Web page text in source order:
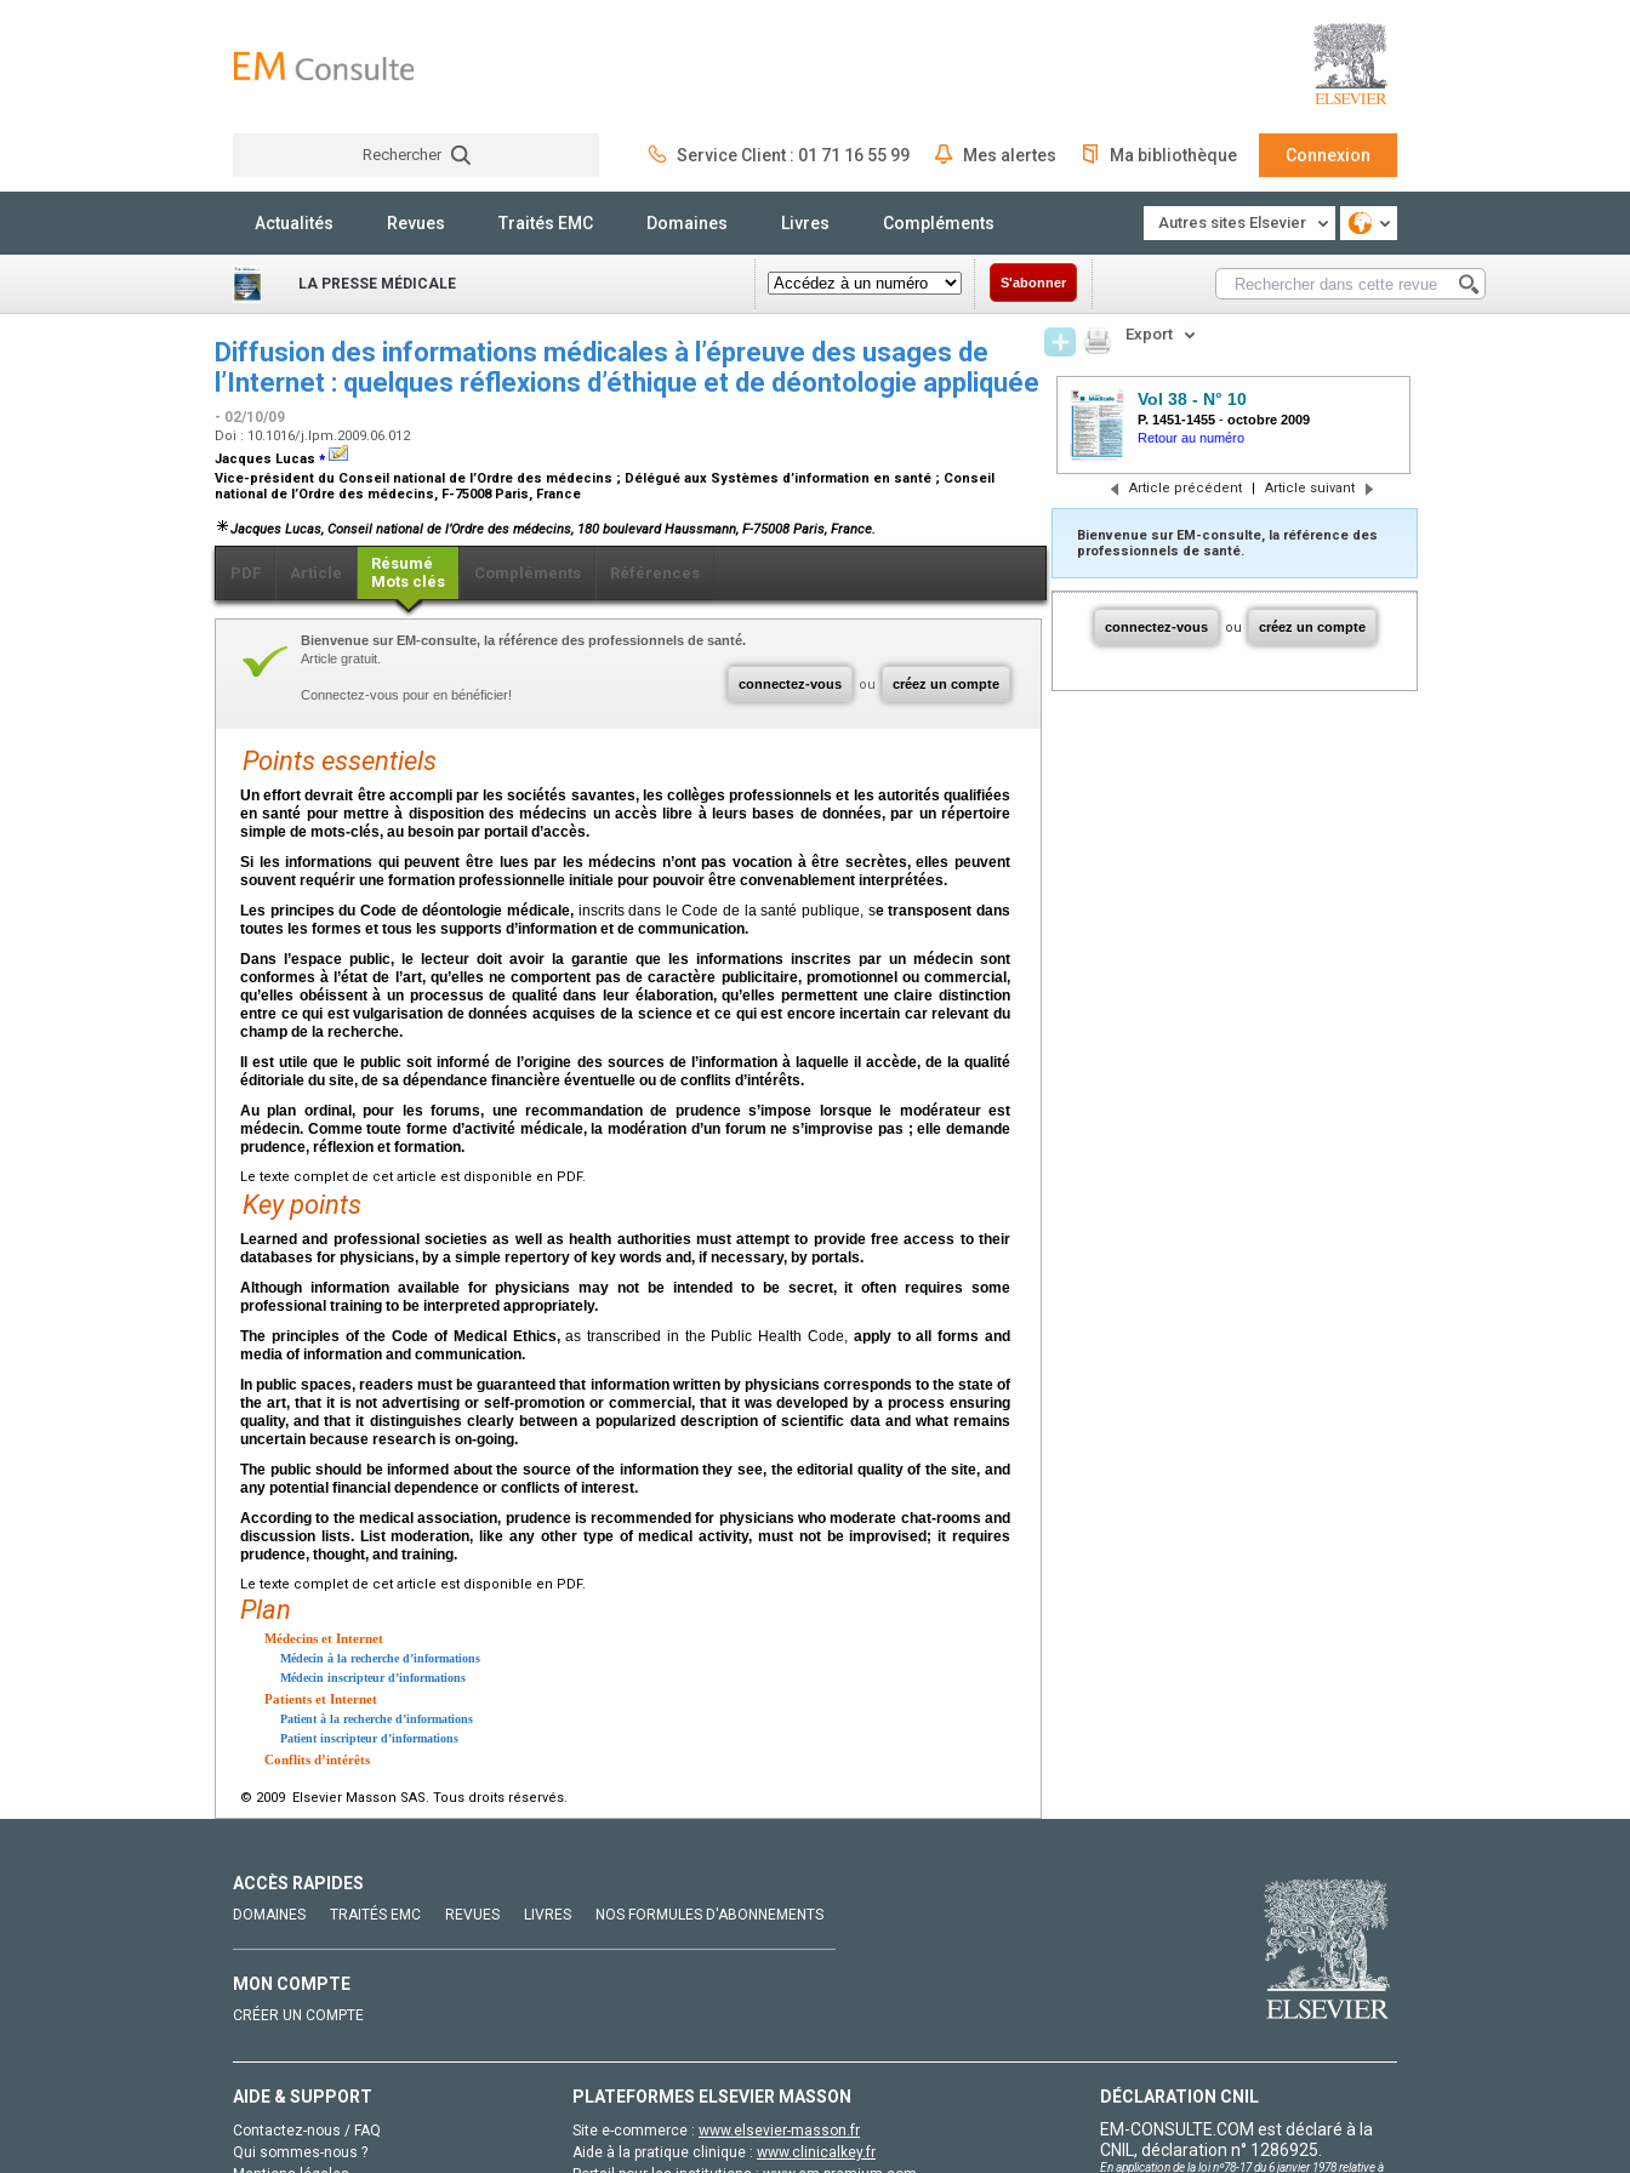
Rechercher Service Client : 01 71 16 55 99 Mes alertes Ma bibliothèque Connexion
Actualités Revues Traités EMC Domaines Livres Compléments Autres sites Elsevier
LA PRESSE MÉDICALE S'abonner
Diffusion des informations médicales à l’épreuve des usages de
l’Internet : quelques réflexions d’éthique et de déontologie appliquée
- 02/10/09
Doi : 10.1016/j.lpm.2009.06.012
Jacques Lucas ⁎
Vice-président du Conseil national de l’Ordre des médecins ; Délégué aux Systèmes d’information en santé ; Conseil
national de l’Ordre des médecins, F-75008 Paris, France
Jacques Lucas, Conseil national de l’Ordre des médecins, 180 boulevard Haussmann, F-75008 Paris, France.
PDF Article
Résumé
Mots clés
Compléments Références
connectez-vous ou créez un compte
Bienvenue sur EM-consulte, la référence des professionnels de santé.
Article gratuit.
Connectez-vous pour en bénéficier!
Points essentiels
Un effort devrait être accompli par les sociétés savantes, les collèges professionnels et les autorités qualifiées
en santé pour mettre à disposition des médecins un accès libre à leurs bases de données, par un répertoire
simple de mots-clés, au besoin par portail d’accès.
Si les informations qui peuvent être lues par les médecins n’ont pas vocation à être secrètes, elles peuvent
souvent requérir une formation professionnelle initiale pour pouvoir être convenablement interprétées.
Les principes du Code de déontologie médicale,inscrits dans le Code de la santé publique, se transposent dans
toutes les formes et tous les supports d’information et de communication.
Dans l’espace public, le lecteur doit avoir la garantie que les informations inscrites par un médecin sont
conformes à l’état de l’art, qu’elles ne comportent pas de caractère publicitaire, promotionnel ou commercial,
qu’elles obéissent à un processus de qualité dans leur élaboration, qu’elles permettent une claire distinction
entre ce qui est vulgarisation de données acquises de la science et ce qui est encore incertain car relevant du
champ de la recherche.
Il est utile que le public soit informé de l’origine des sources de l’information à laquelle il accède, de la qualité
éditoriale du site, de sa dépendance financière éventuelle ou de conflits d’intérêts.
Au plan ordinal, pour les forums, une recommandation de prudence s’impose lorsque le modérateur est
médecin. Comme toute forme d’activité médicale, la modération d’un forum ne s’improvise pas ; elle demande
prudence, réflexion et formation.
Le texte complet de cet article est disponible en PDF.
Key points
Learned and professional societies as well as health authorities must attempt to provide free access to their
databases for physicians, by a simple repertory of key words and, if necessary, by portals.
Although information available for physicians may not be intended to be secret, it often requires some
professional training to be interpreted appropriately.
The principles of the Code of Medical Ethics,as transcribed in the Public Health Code, apply to all forms and
media of information and communication.
In public spaces, readers must be guaranteed that information written by physicians corresponds to the state of
the art, that it is not advertising or self-promotion or commercial, that it was developed by a process ensuring
quality, and that it distinguishes clearly between a popularized description of scientific data and what remains
uncertain because research is on-going.
The public should be informed about the source of the information they see, the editorial quality of the site, and
any potential financial dependence or conflicts of interest.
According to the medical association, prudence is recommended for physicians who moderate chat-rooms and
discussion lists. List moderation, like any other type of medical activity, must not be improvised; it requires
prudence, thought, and training.
Le texte complet de cet article est disponible en PDF.
Plan
Médecins et Internet
Médecin à la recherche d’informations
Médecin inscripteur d’informations
Patients et Internet
Patient à la recherche d’informations
Patient inscripteur d’informations
Conflits d’intérêts
© 2009 Elsevier Masson SAS. Tous droits réservés.
Export
Vol 38 - N° 10
P. 1451-1455 - octobre 2009
Retour au numéro
Article précédent | Article suivant
Bienvenue sur EM-consulte, la référence des
professionnels de santé.
connectez-vous ou créez un compte
ACCÈS RAPIDES
DOMAINES TRAITÉS EMC REVUES LIVRES NOS FORMULES D'ABONNEMENTS
MON COMPTE
CRÉER UN COMPTE
AIDE & SUPPORT
Contactez-nous / FAQ
Qui sommes-nous ?
PLATEFORMES ELSEVIER MASSON
Site e-commerce : www.elsevier-masson.fr
Aide à la pratique clinique : www.clinicalkey.fr
DÉCLARATION CNIL
EM-CONSULTE.COM est déclaré à la
CNIL, déclaration n° 1286925.
En application de la loi nº78-17 du 6 janvier 1978 relative à